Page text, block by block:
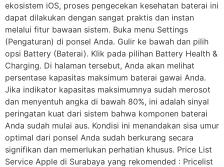
ekosistem iOS, proses pengecekan kesehatan baterai ini
dapat dilakukan dengan sangat praktis dan instan
melalui fitur bawaan sistem. Buka menu Settings
(Pengaturan) di ponsel Anda. Gulir ke bawah dan pilih
opsi Battery (Baterai). Klik pada pilihan Battery Health &
Charging. Di halaman tersebut, Anda akan melihat
persentase kapasitas maksimum baterai gawai Anda.
Jika indikator kapasitas maksimumnya sudah merosot
dan menyentuh angka di bawah 80%, ini adalah sinyal
peringatan kuat dari sistem bahwa komponen baterai
Anda sudah mulai aus. Kondisi ini menandakan sisa umur
optimal dari ponsel Anda sudah berkurang secara
signifikan dan memerlukan perhatian khusus. Price List
Service Apple di Surabaya yang rekomended : Pricelist